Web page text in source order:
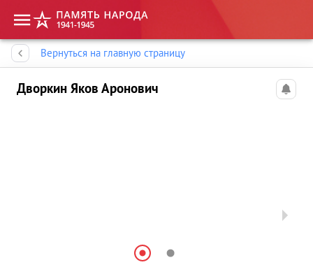
Вернуться на главную страницу
Дворкин Яков Аронович
Память народа